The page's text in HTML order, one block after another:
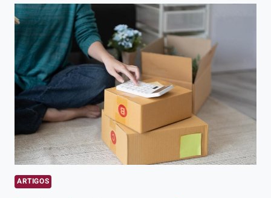
QUEIMA
DE
ESTOQUE
IRRESISTÍVEL
ARTIGOS